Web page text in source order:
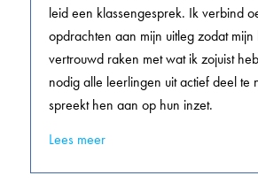
leid een klassengesprek. Ik verbind
opdrachten aan mijn uitleg zodat
vertrouwd raken met wat ik zojuist
nodig alle leerlingen uit actief deel te
spreekt hen aan op hun inzet.
Lees meer